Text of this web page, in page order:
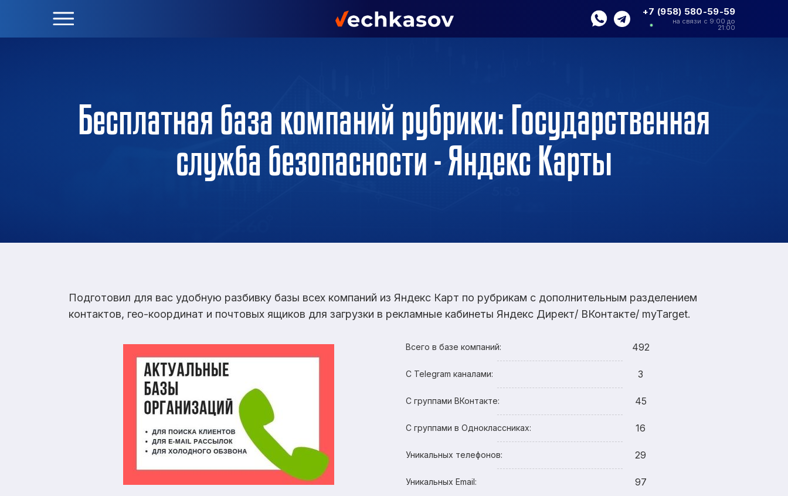
+7 (958) 580-59-59
на связи с 9:00 до
21:00
Бесплатная база компаний рубрики: Государственная
служба безопасности - Яндекс Карты
Подготовил для вас удобную разбивку базы всех компаний из Яндекс Карт по рубрикам с дополнительным разделением
контактов, гео-координат и почтовых ящиков для загрузки в рекламные кабинеты Яндекс Директ/ ВКонтакте/ myTarget.
Всего в базе компаний: 492
С Telegram каналами: 3
С группами ВКонтакте: 45
С группами в Одноклассниках: 16
Уникальных телефонов: 29
Уникальных Email: 97